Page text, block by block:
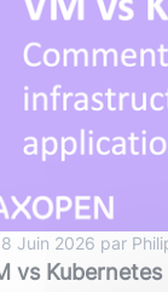
Juin 2026 par
vs